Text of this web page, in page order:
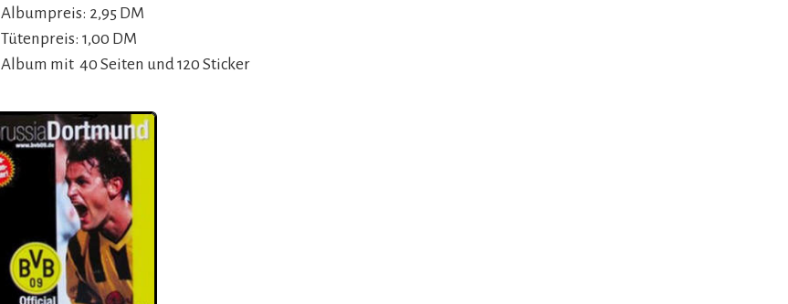
Albumpreis: 2,95 DM
Tütenpreis: 1,00 DM
Album mit 40 Seiten und 120 Sticker